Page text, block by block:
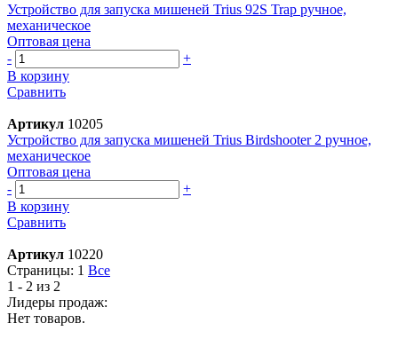
Устройство для запуска мишеней Trius 92S Trap ручное,
механическое
Оптовая цена
-
+
В корзину
Сравнить
Артикул 10205
Устройство для запуска мишеней Trius Birdshooter 2 ручное,
механическое
Оптовая цена
-
+
В корзину
Сравнить
Артикул 10220
Страницы: 1 Все
1 - 2 из 2
Лидеры продаж:
Нет товаров.